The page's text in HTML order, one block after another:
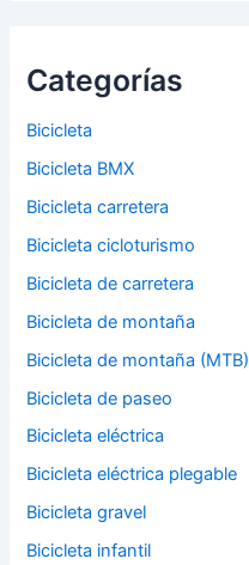
Categorías
Bicicleta
Bicicleta BMX
Bicicleta carretera
Bicicleta cicloturismo
Bicicleta de carretera
Bicicleta de montaña
Bicicleta de montaña (MTB)
Bicicleta de paseo
Bicicleta eléctrica
Bicicleta eléctrica plegable
Bicicleta gravel
Bicicleta infantil